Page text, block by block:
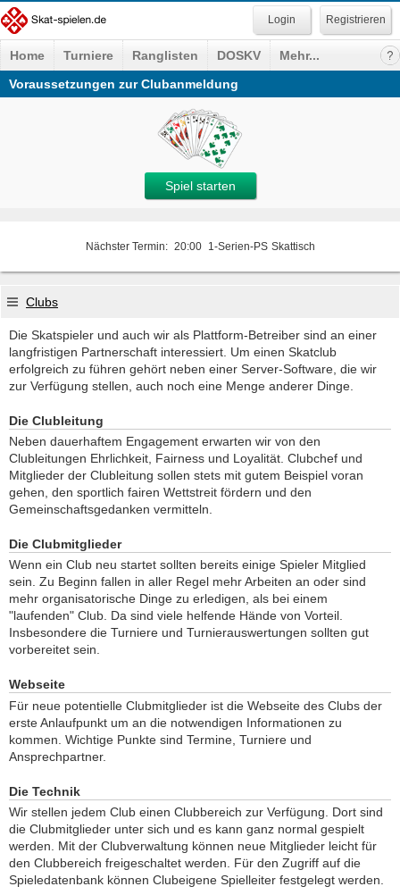
Registrieren
Home Turniere Ranglisten DOSKV
Mehr...
Voraussetzungen zur Clubanmeldung
Spiel starten
Nächster Termin: 20:00 1-Serien-PS Skattisch
Clubs
Die Skatspieler und auch wir als Plattform-Betreiber sind an einer
langfristigen Partnerschaft interessiert. Um einen Skatclub
erfolgreich zu führen gehört neben einer Server-Software, die wir
zur Verfügung stellen, auch noch eine Menge anderer Dinge.
Die Clubleitung
Neben dauerhaftem Engagement erwarten wir von den
Clubleitungen Ehrlichkeit, Fairness und Loyalität. Clubchef und
Mitglieder der Clubleitung sollen stets mit gutem Beispiel voran
gehen, den sportlich fairen Wettstreit fördern und den
Gemeinschaftsgedanken vermitteln.
Die Clubmitglieder
Wenn ein Club neu startet sollten bereits einige Spieler Mitglied
sein. Zu Beginn fallen in aller Regel mehr Arbeiten an oder sind
mehr organisatorische Dinge zu erledigen, als bei einem
"laufenden" Club. Da sind viele helfende Hände von Vorteil.
Insbesondere die Turniere und Turnierauswertungen sollten gut
vorbereitet sein.
Webseite
Für neue potentielle Clubmitglieder ist die Webseite des Clubs der
erste Anlaufpunkt um an die notwendigen Informationen zu
kommen. Wichtige Punkte sind Termine, Turniere und
Ansprechpartner.
Die Technik
Wir stellen jedem Club einen Clubbereich zur Verfügung. Dort sind
die Clubmitglieder unter sich und es kann ganz normal gespielt
werden. Mit der Clubverwaltung können neue Mitglieder leicht für
den Clubbereich freigeschaltet werden. Für den Zugriff auf die
Spieledatenbank können Clubeigene Spielleiter festgelegt werden.